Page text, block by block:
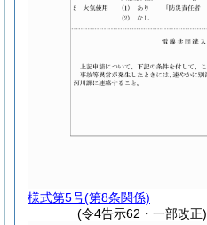
様式第5号(第8条関係)
(令4告示62・一部改正)